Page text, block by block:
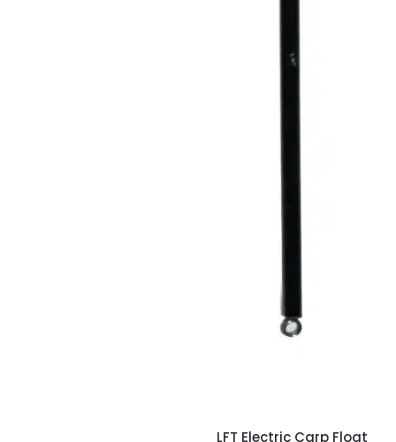
LFT Electric Carp Float